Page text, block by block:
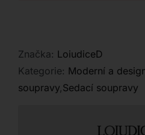
Značka: LoiudiceD
Kategorie: Moderní a
soupravy,Sedací soupravy